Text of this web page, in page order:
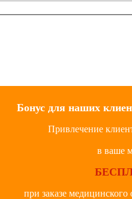
Бонус для наших
Привлечение
в ваше
при заказе